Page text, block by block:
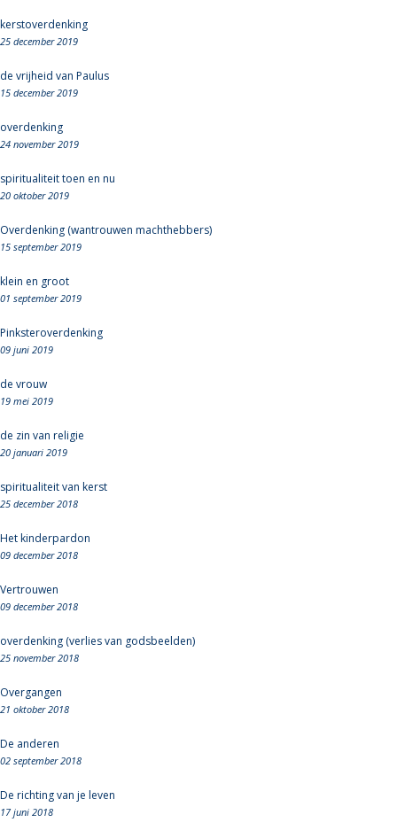
kerstoverdenking
25 december 2019
de vrijheid van Paulus
15 december 2019
overdenking
24 november 2019
spiritualiteit toen en nu
20 oktober 2019
Overdenking (wantrouwen machthebbers)
15 september 2019
klein en groot
01 september 2019
Pinksteroverdenking
09 juni 2019
de vrouw
19 mei 2019
de zin van religie
20 januari 2019
spiritualiteit van kerst
25 december 2018
Het kinderpardon
09 december 2018
Vertrouwen
09 december 2018
overdenking (verlies van godsbeelden)
25 november 2018
Overgangen
21 oktober 2018
De anderen
02 september 2018
De richting van je leven
17 juni 2018